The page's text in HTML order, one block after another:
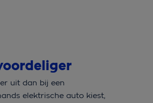
uit dan bij een
elektrische auto kiest,